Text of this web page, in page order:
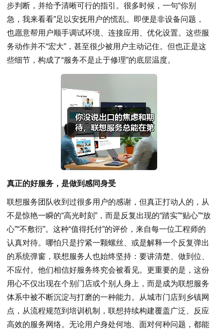
步判断，并给予清晰可行的指引。很多时候，一句“你别
急，我来看看”足以安抚用户的慌乱。即便是非设备问题，
也愿意帮用户顺手调试环境、连接应用、优化设置。这些服
务动作并不“宏大”，甚至很少被用户主动记住。但也正是这
些细节，构成了“服务不是止于修理”的底层温度。
真正的好服务，是做到感同身受
联想服务团队收到过很多用户的感谢，但真正打动人的，从
不是惊艳一瞬的“高光时刻”，而是反复出现的“踏实”“贴心”“放
心”“不敷衍”。这种“值得托付”的评价，来自每一位工程师的
认真对待。哪怕只是拧紧一颗螺丝、或是解释一个反复弹出
的系统弹窗，联想服务人也始终坚持：要讲清楚、做到位、
不应付。他们相信好服务终究会被看见。更重要的是，这份
用心不仅出现在个别门店或个别人身上，而是成为联想服务
体系中被不断沉淀与打磨的一种能力。从城市门店到乡镇网
点，从流程规范到培训机制，联想持续构建覆盖广泛、反应
高效的服务网络。无论用户身处何地、面对何种问题，都能